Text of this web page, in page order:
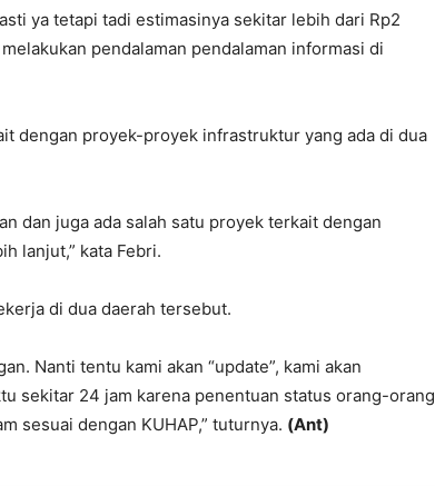
ya tetapi tadi estimasinya sekitar lebih dari Rp2
pendalaman pendalaman informasi di
dengan proyek-proyek infrastruktur yang ada di dua
dan juga ada salah satu proyek terkait dengan
lanjut,” kata Febri.
di dua daerah tersebut.
Nanti tentu kami akan “update”, kami akan
sekitar 24 jam karena penentuan status orang-orang
sesuai dengan KUHAP,” tuturnya. (Ant)